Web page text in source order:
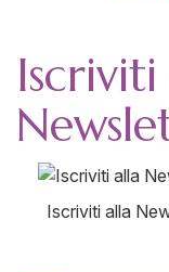
Iscriviti
Iscriviti alla